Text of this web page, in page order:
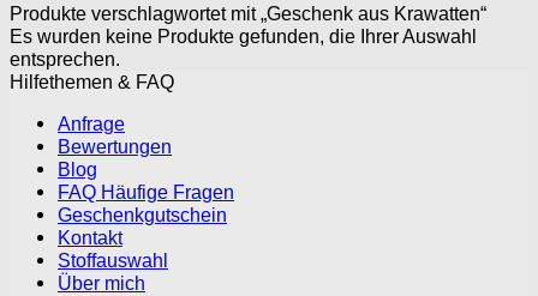
Produkte verschlagwortet mit „Geschenk aus Krawatten“
Es wurden keine Produkte gefunden, die Ihrer Auswahl
entsprechen.
Hilfethemen & FAQ
Anfrage
Bewertungen
Blog
FAQ Häufige Fragen
Geschenkgutschein
Kontakt
Stoffauswahl
Über mich